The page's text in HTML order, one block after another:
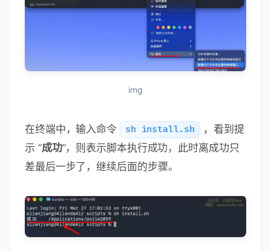
img
在终端中，输入命令 sh install.sh
，看到提
示 “成功”，则表示脚本执行成功，此时离成功只
差最后一步了，继续后面的步骤。